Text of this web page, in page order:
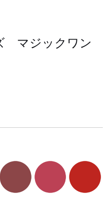
マジックワン